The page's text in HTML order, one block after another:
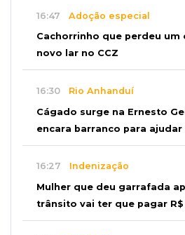
16:47 Adoção especial
Cachorrinho que perdeu um
novo lar no CCZ
16:30 Rio Anhanduí
Cágado surge na Ernesto
encara barranco para ajudar
16:27 Indenização
Mulher que deu garrafada
trânsito vai ter que pagar R$